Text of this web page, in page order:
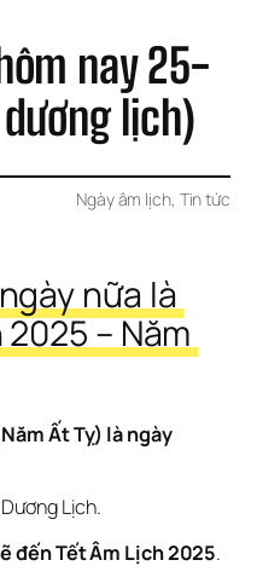
nay 25-
lịch)
Ngày âm lịch, Tin tức
nữa là
– Năm
Ất Tỵ) là ngày
Lịch.
đến Tết Âm Lịch 2025.